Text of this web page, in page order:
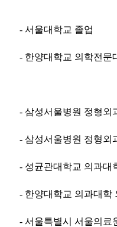
- 서울대학교 졸업
- 한양대학교 의학전문
- 삼성서울병원 정형외
- 삼성서울병원 정형외
- 성균관대학교 의과대
- 한양대학교 의과대학
- 서울특별시 서울의료